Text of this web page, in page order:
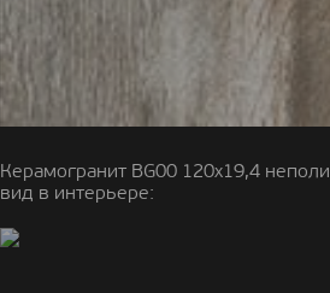
Керамогранит BG00 120x19,4
вид в интерьере: